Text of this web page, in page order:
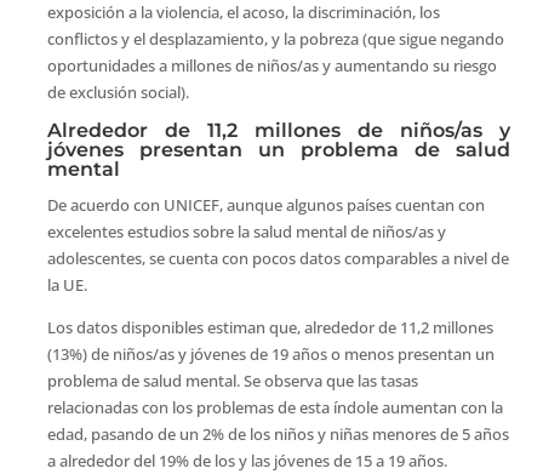
exposición a la violencia, el acoso, la discriminación, los
conflictos y el desplazamiento, y la pobreza (que sigue negando
oportunidades a millones de niños/as y aumentando su riesgo
de exclusión social).
Alrededor de 11,2 millones de niños/as y
jóvenes presentan un problema de salud
mental
De acuerdo con UNICEF, aunque algunos países cuentan con
excelentes estudios sobre la salud mental de niños/as y
adolescentes, se cuenta con pocos datos comparables a nivel de
la UE.
Los datos disponibles estiman que, alrededor de 11,2 millones
(13%) de niños/as y jóvenes de 19 años o menos presentan un
problema de salud mental. Se observa que las tasas
relacionadas con los problemas de esta índole aumentan con la
edad, pasando de un 2% de los niños y niñas menores de 5 años
a alrededor del 19% de los y las jóvenes de 15 a 19 años.